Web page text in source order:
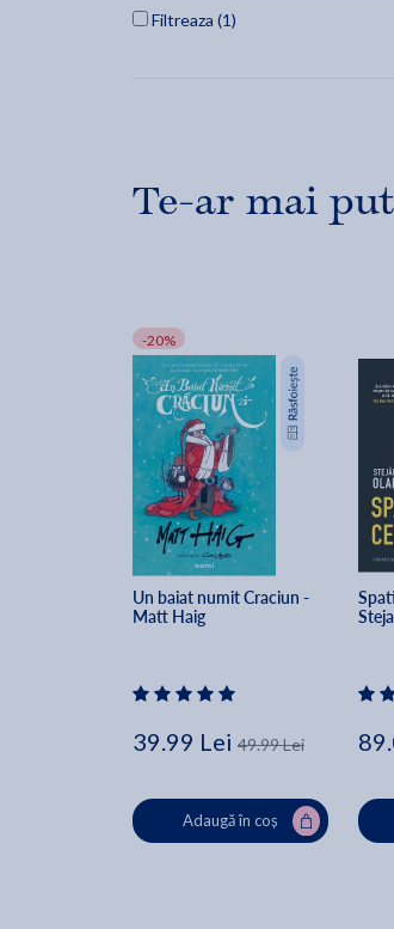
Filtreaza (1)
Te-ar mai
-20%
Un baiat numit Craciun -
Matt Haig
39.99 Lei 49.99 Lei
Adaugă în coș